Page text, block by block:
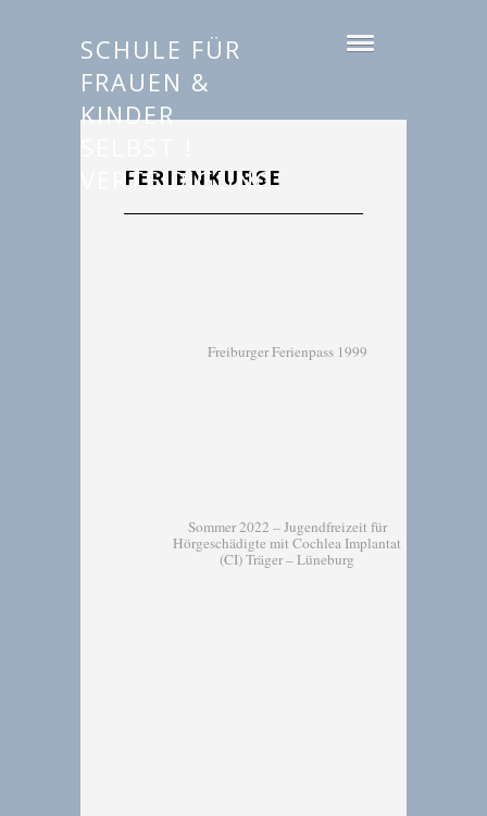
SCHULE FÜR
FRAUEN &
KINDER
VERTEIDIGUNG
FERIENKURSE
Freiburger Ferienpass 1999
Sommer 2022 – Jugendfreizeit für
Hörgeschädigte mit Cochlea Implantat
(CI) Träger – Lüneburg